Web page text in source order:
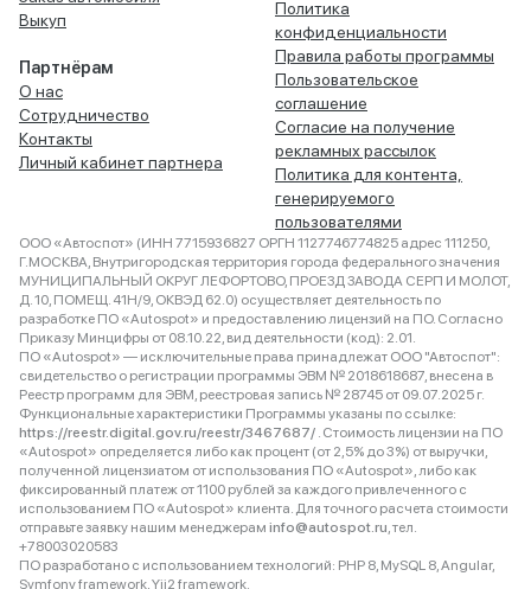
Выкуп
Партнёрам
О нас
Сотрудничество
Контакты
Личный кабинет партнера
Политика
конфиденциальности
Правила работы программы
Пользовательское
соглашение
Согласие на получение
рекламных рассылок
Политика для контента,
генерируемого
пользователями
ООО «Автоспот» (ИНН 7715936827 ОРГН 1127746774825 адрес 111250,
Г.МОСКВА, Внутригородская территория города федерального значения
МУНИЦИПАЛЬНЫЙ ОКРУГ ЛЕФОРТОВО, ПРОЕЗД ЗАВОДА СЕРП И МОЛОТ,
Д. 10, ПОМЕЩ. 41Н/9, ОКВЭД 62.0) осуществляет деятельность по
разработке ПО «Autospot» и предоставлению лицензий на ПО. Согласно
Приказу Минцифры от 08.10.22, вид деятельности (код): 2.01.
ПО «Autospot» — исключительные права принадлежат ООО "Автоспот":
свидетельство о регистрации программы ЭВМ № 2018618687, внесена в
Реестр программ для ЭВМ, реестровая запись № 28745 от 09.07.2025 г.
Функциональные характеристики Программы указаны по ссылке:
https://reestr.digital.gov.ru/reestr/3467687/ . Стоимость лицензии на ПО
«Autospot» определяется либо как процент (от 2,5% до 3%) от выручки,
полученной лицензиатом от использования ПО «Autospot», либо как
фиксированный платеж от 1100 рублей за каждого привлеченного с
использованием ПО «Autospot» клиента. Для точного расчета стоимости
отправьте заявку нашим менеджерам info@autospot.ru, тел.
+78003020583
ПО разработано с использованием технологий: PHP 8, MySQL 8, Angular,
Symfony framework, Yii2 framework.